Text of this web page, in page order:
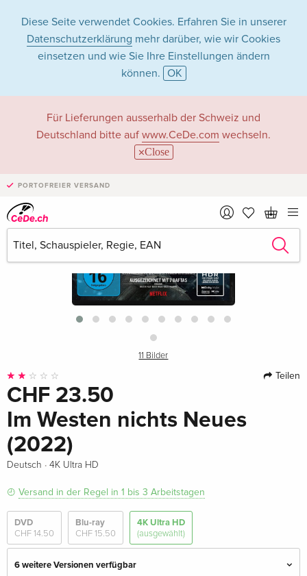
Diese Seite verwendet Cookies. Erfahren Sie in unserer
Datenschutzerklärung mehr darüber, wie wir Cookies
einsetzen und wie Sie Ihre Einstellungen ändern
können. OK
Für Lieferungen ausserhalb der Schweiz und
Deutschland bitte auf www.CeDe.com wechseln.
Close
PORTOFREIER VERSAND
11 Bilder
Teilen
CHF 23.50
Im Westen nichts Neues
(2022)
Deutsch · 4K Ultra HD
Versand in der Regel in 1 bis 3 Arbeitstagen
DVD
CHF 14.50
Blu-ray
CHF 15.50
4K Ultra HD
(ausgewählt)
6 weitere Versionen verfügbar